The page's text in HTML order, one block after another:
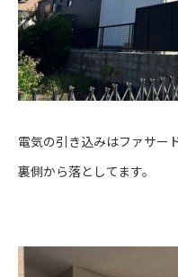
電気の引き込みはファサー
裏側から落としてます。